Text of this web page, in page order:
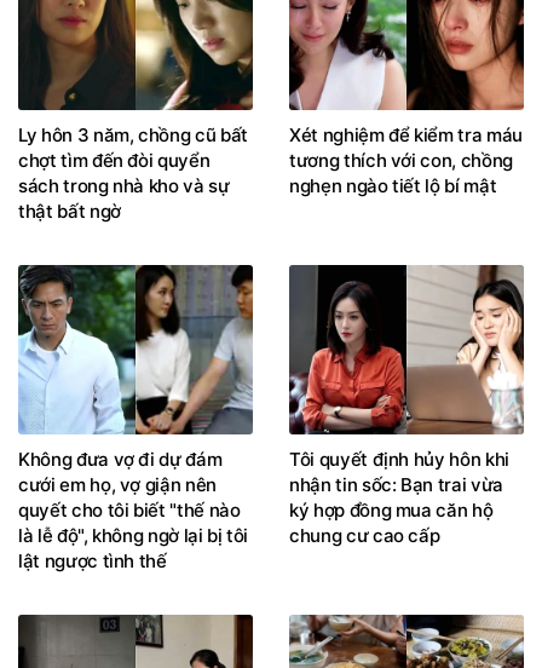
Ly hôn 3 năm, chồng cũ bất
chợt tìm đến đòi quyển
sách trong nhà kho và sự
thật bất ngờ
Xét nghiệm để kiểm tra máu
tương thích với con, chồng
nghẹn ngào tiết lộ bí mật
Không đưa vợ đi dự đám
cưới em họ, vợ giận nên
quyết cho tôi biết "thế nào
là lễ độ", không ngờ lại bị tôi
lật ngược tình thế
Tôi quyết định hủy hôn khi
nhận tin sốc: Bạn trai vừa
ký hợp đồng mua căn hộ
chung cư cao cấp